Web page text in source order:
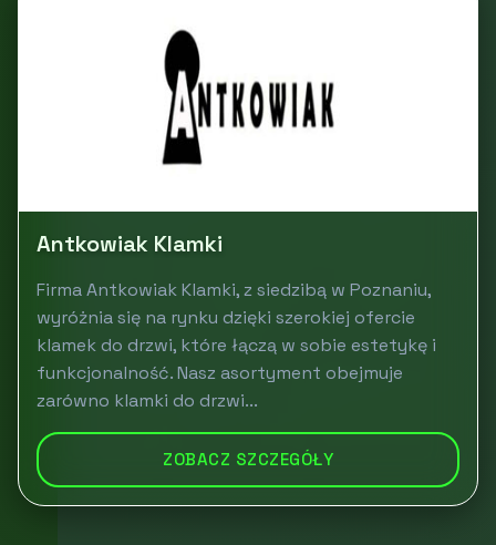
Antkowiak Klamki
Firma Antkowiak Klamki, z siedzibą w Poznaniu,
wyróżnia się na rynku dzięki szerokiej ofercie
klamek do drzwi, które łączą w sobie estetykę i
funkcjonalność. Nasz asortyment obejmuje
zarówno klamki do drzwi...
ZOBACZ SZCZEGÓŁY